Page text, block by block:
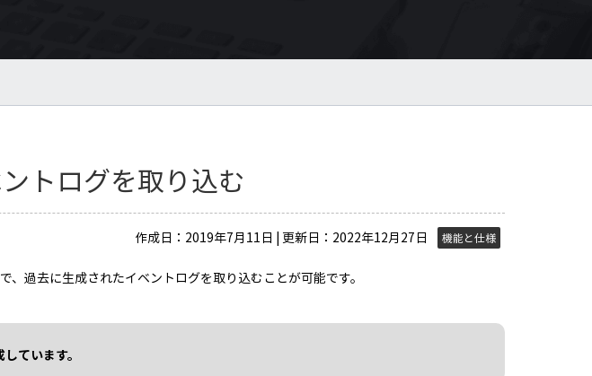
トログを取り込む
作成日：2019年7月11日 | 更新日：2022年12月27日 機能と仕様
過去に生成されたイベントログを取り込むことが可能です。
ています。